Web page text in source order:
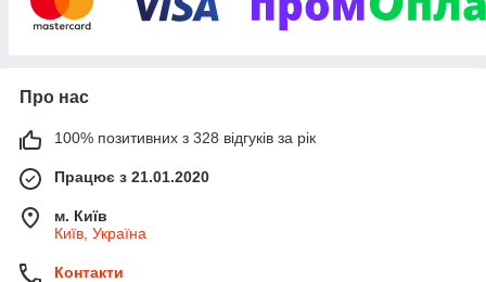
КОРПУСНИХ МЕБЛІВ.
ПРОПОНОВАНОГО ТОВАРУ?
Про нас
100% позитивних з 328 відгуків за рік
Працює з 21.01.2020
м. Київ
Київ, Україна
Контакти